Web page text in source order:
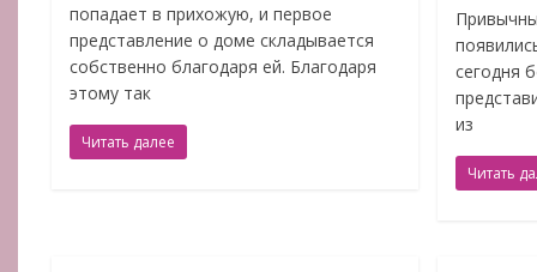
попадает в прихожую, и первое
представление о доме складывается
собственно благодаря ей. Благодаря
этому так
Читать далее
сегодня
из
Читать